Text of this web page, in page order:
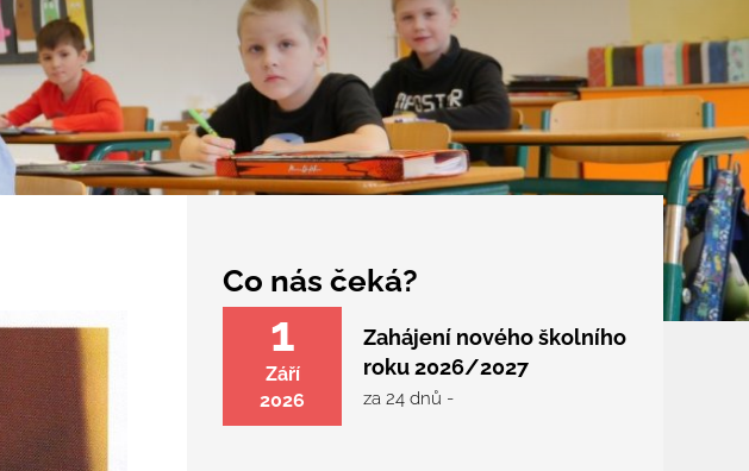
Co nás čeká?
1
Září
2026
Zahájení nového školního
roku 2026/2027
za 24 dnů -